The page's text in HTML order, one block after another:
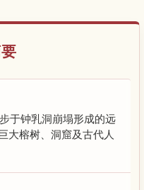
于钟乳洞崩塌形成的远
大榕树、洞窟及古代人